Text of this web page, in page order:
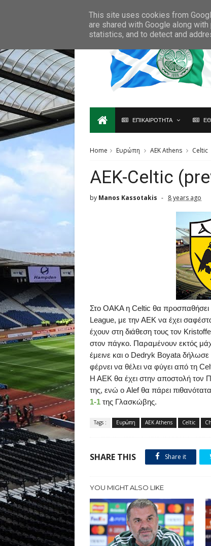
ΕΠΙΚΑΙΡΟΤΗΤΑ
Home Ευρώπη AEK Athens Celtic
AEK-Celtic
by Manos Kassotakis 8 years ago
Στο ΟΑΚΑ η Celtic θα προσπαθήσει
League, με την ΑΕΚ να έχει
έχουν στη διάθεση τους τον
στον πάγκο. Παραμένουν εκτός
έμεινε και ο Dedryk Boyata δήλωσε
φέρνει να θέλει να φύγει από τη
H AEK θα έχει στην αποστολή τον
της, ενώ ο Alef θα πάρει
1-1 της Γλασκώβης.
Tags : Ευρώπη AEK Athens Celtic
SHARE THIS Share it
YOU MIGHT ALSO LIKE
This site uses cookies from
are shared with Google along
statistics, and to detect and